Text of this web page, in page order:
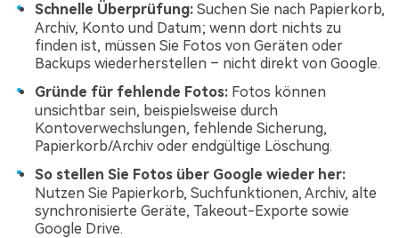
Schnelle Überprüfung: Suchen Sie nach Papierkorb,
Archiv, Konto und Datum; wenn dort nichts zu
finden ist, müssen Sie Fotos von Geräten oder
Backups wiederherstellen – nicht direkt von Google.
Gründe für fehlende Fotos: Fotos können
unsichtbar sein, beispielsweise durch
Kontoverwechslungen, fehlende Sicherung,
Papierkorb/Archiv oder endgültige Löschung.
So stellen Sie Fotos über Google wieder her:
Nutzen Sie Papierkorb, Suchfunktionen, Archiv, alte
synchronisierte Geräte, Takeout-Exporte sowie
Google Drive.